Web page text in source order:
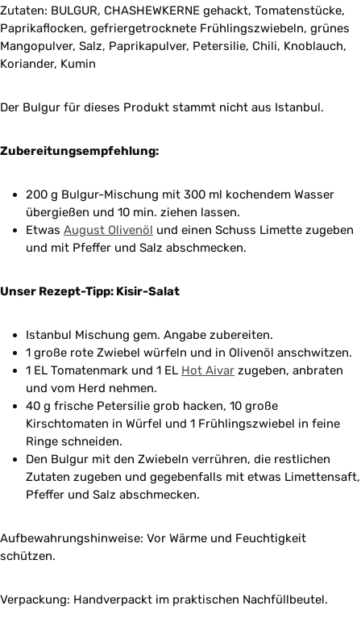
Zutaten: BULGUR, CHASHEWKERNE gehackt, Tomatenstücke,
Paprikaflocken, gefriergetrocknete Frühlingszwiebeln, grünes
Mangopulver, Salz, Paprikapulver, Petersilie, Chili, Knoblauch,
Koriander, Kumin
Der Bulgur für dieses Produkt stammt nicht aus Istanbul.
Zubereitungsempfehlung:
200 g Bulgur-Mischung mit 300 ml kochendem Wasser
übergießen und 10 min. ziehen lassen.
Etwas August Olivenöl und einen Schuss Limette zugeben
und mit Pfeffer und Salz abschmecken.
Unser Rezept-Tipp: Kisir-Salat
Istanbul Mischung gem. Angabe zubereiten.
1 große rote Zwiebel würfeln und in Olivenöl anschwitzen.
1 EL Tomatenmark und 1 EL Hot Aivar zugeben, anbraten
und vom Herd nehmen.
40 g frische Petersilie grob hacken, 10 große
Kirschtomaten in Würfel und 1 Frühlingszwiebel in feine
Ringe schneiden.
Den Bulgur mit den Zwiebeln verrühren, die restlichen
Zutaten zugeben und gegebenfalls mit etwas Limettensaft,
Pfeffer und Salz abschmecken.
Aufbewahrungshinweise: Vor Wärme und Feuchtigkeit
schützen.
Verpackung: Handverpackt im praktischen Nachfüllbeutel.